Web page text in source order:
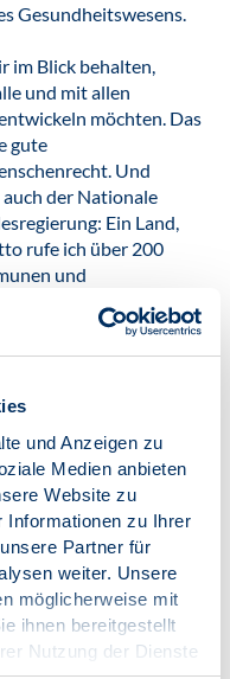
und Anzeigen zu
Medien anbieten
Website zu
Informationen zu Ihrer
Partner für
weiter. Unsere
möglicherweise mit
ihnen bereitgestellt
Nutzung der Dienste
Gesundheitswesens.
im Blick behalten,
und mit allen
möchten. Das
gute
Und
der Nationale
Ein Land,
rufe ich über 200
und
können und an
– auch bei der
mit Diversität. Ich
dass
startet. Dabei lege
Förderung von Frauen
auf besonders
das Engagement
und
für